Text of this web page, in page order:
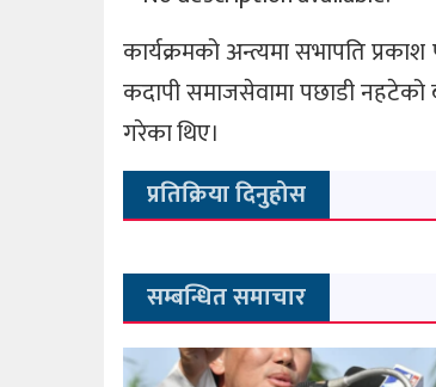
कार्यक्रमको अन्त्यमा सभापति
कदापी समाजसेवामा पछाडी नहटेको
गरेका थिए।
प्रतिक्रिया दिनुहोस
सम्बन्धित समाचार